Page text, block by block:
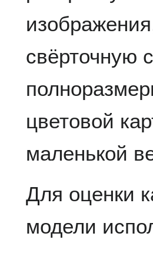
свёрточную
цветовой
маленькой
Для оценки
модели